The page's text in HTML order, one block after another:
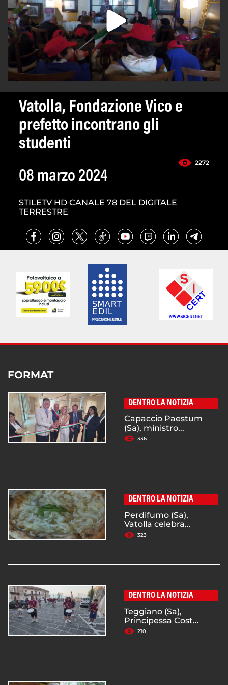
Vatolla, Fondazione Vico e
prefetto incontrano gli
studenti
2272
08 marzo 2024
STILETV HD CANALE 78 DEL DIGITALE
TERRESTRE
FORMAT
DENTRO LA NOTIZIA
Capaccio Paestum
(Sa), ministro...
336
DENTRO LA NOTIZIA
Perdifumo (Sa),
Vatolla celebra...
323
DENTRO LA NOTIZIA
Teggiano (Sa),
Principessa Cost...
210